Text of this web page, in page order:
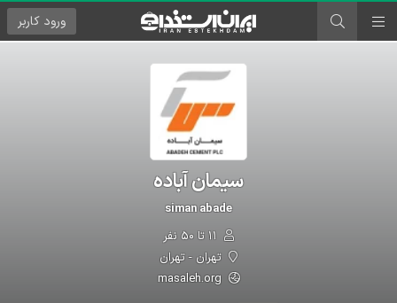
ورود کاربر
سیمان آباده
siman abade
تهران - تهران
masaleh.org